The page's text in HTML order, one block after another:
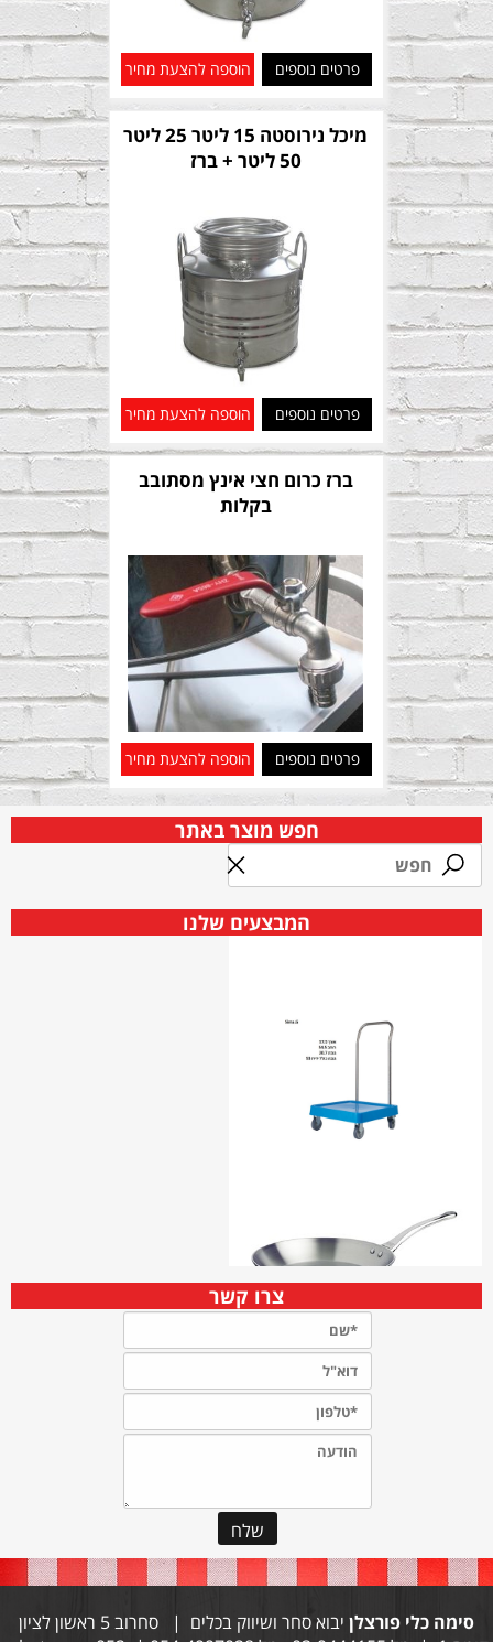
פרטים נוספים הוספה להצעת מחיר
מיכל נירוסטה 15 ליטר 25 ליטר
50 ליטר + ברז
פרטים נוספים הוספה להצעת מחיר
ברז כרום חצי אינץ מסתובב
בקלות
פרטים נוספים הוספה להצעת מחיר
חפש מוצר באתר
המבצעים שלנו
צרו קשר
סימה כלי פורצלן
יבוא סחר ושיווק בכלים | סחרוב 5 ראשון לציון